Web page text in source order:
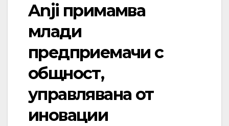
Anji примамва
млади
предприемачи с
общност,
управлявана от
иновации